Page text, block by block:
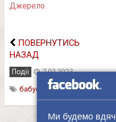
Джерело.
ПОВЕРНУТИСЬ
НАЗАД
Події 7.02.2023
бабуся поранення,юнак
Ми будемо